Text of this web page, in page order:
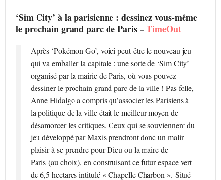
‘Sim City’ à la parisienne : dessinez vous-même
le prochain grand parc de Paris –TimeOut
Après ‘Pokémon Go’, voici peut-être le nouveau jeu
qui va emballer la capitale : une sorte de ‘Sim City’
organisé par la mairie de Paris, où vous pouvez
dessiner le prochain grand parc de la ville ! Pas folle,
Anne Hidalgo a compris qu’associer les Parisiens à
la politique de la ville était le meilleur moyen de
désamorcer les critiques. Ceux qui se souviennent du
jeu développé par Maxis prendront donc un malin
plaisir à se prendre pour Dieu ou la maire de
Paris (au choix), en construisant ce futur espace vert
de 6,5 hectares intitulé « Chapelle Charbon ». Situé